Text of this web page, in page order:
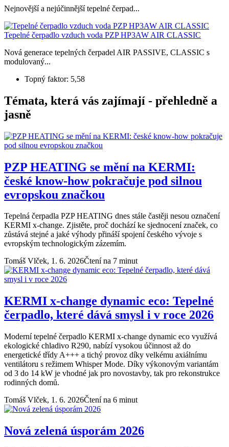
Nejnovější a nejúčinnější tepelné čerpad...
Tepelné čerpadlo vzduch voda PZP HP3AW AIR CLASSIC
Nová generace tepelných čerpadel AIR PASSIVE, CLASSIC s
modulovaný...
Topný faktor: 5,58
Témata, která vás zajímají - přehledně a
jasně
PZP HEATING se mění na KERMI:
české know-how pokračuje pod silnou
evropskou značkou
Tepelná čerpadla PZP HEATING dnes stále častěji nesou označení
KERMI x-change. Zjistěte, proč dochází ke sjednocení značek, co
zůstává stejné a jaké výhody přináší spojení českého vývoje s
evropským technologickým zázemím.
Tomáš Vlček, 1. 6. 2026Čtení na 7 minut
KERMI x-change dynamic eco: Tepelné
čerpadlo, které dává smysl i v roce 2026
Moderní tepelné čerpadlo KERMI x-change dynamic eco využívá
ekologické chladivo R290, nabízí vysokou účinnost až do
energetické třídy A+++ a tichý provoz díky velkému axiálnímu
ventilátoru s režimem Whisper Mode. Díky výkonovým variantám
od 3 do 14 kW je vhodné jak pro novostavby, tak pro rekonstrukce
rodinných domů.
Tomáš Vlček, 1. 6. 2026Čtení na 6 minut
Nová zelená úsporám 2026